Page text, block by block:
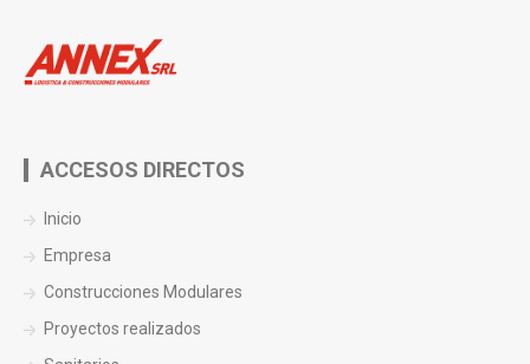
ACCESOS DIRECTOS
Inicio
Empresa
Construcciones Modulares
Proyectos realizados